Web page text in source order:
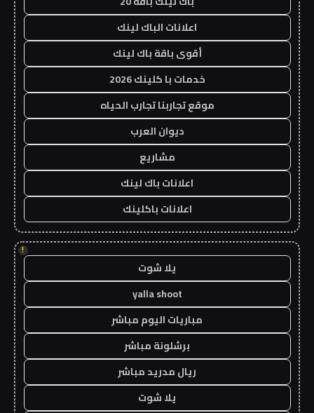
اعلانات الباك لينك
أقوى باقة باك لينك
خدمات با كلينك 2026
موقع تجاربنا تجارب الحياه
ديوان العرب
مشاريع
اعلانات باك لينك
اعلانات باكلينك
!
يلا شوت
yalla shoot
مباريات اليوم مباشر
برشلونة مباشر
ريال مدريد مباشر
يلا شوت